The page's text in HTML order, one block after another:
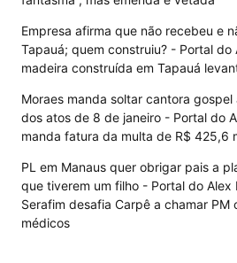
Empresa afirma que não recebeu e
Tapauá; quem construiu? - Portal do
madeira construída em Tapauá
Moraes manda soltar cantora
dos atos de 8 de janeiro - Portal do
manda fatura da multa de R$ 425,6
PL em Manaus quer obrigar pais a
que tiverem um filho - Portal do Alex
Serafim desafia Carpê a chamar
médicos